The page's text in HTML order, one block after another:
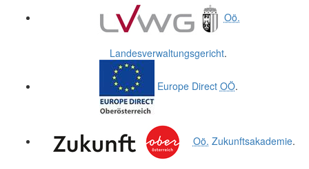
Oö.
Landesverwaltungsgericht.
Europe Direct OÖ.
Oö. Zukunftsakademie.